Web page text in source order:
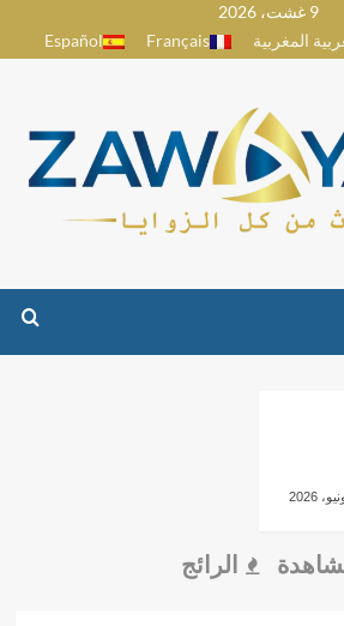
9 غشت، 2026
المغربية Français
Español
الرائج